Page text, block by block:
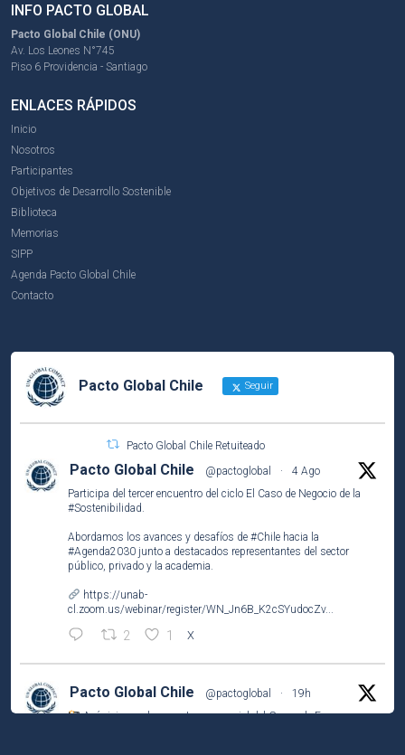
INFO PACTO GLOBAL
Pacto Global Chile (ONU)
Av. Los Leones N°745
Piso 6 Providencia - Santiago
ENLACES RÁPIDOS
Inicio
Nosotros
Participantes
Objetivos de Desarrollo Sostenible
Biblioteca
Memorias
SIPP
Agenda Pacto Global Chile
Contacto
Pacto Global Chile Seguir
Pacto Global Chile Retuiteado
Pacto Global Chile @pactoglobal ·
4 Ago
Participa del tercer encuentro del ciclo El Caso de Negocio de la
#Sostenibilidad
Abordamos los avances y desafíos de #Chile hacia la
#Agenda2030 junto a destacados representantes del sector
público, privado y la academia.
https://unab-
cl.zoom.us/webinar/register/WN_Jn6B_K2cSYudocZv...
2 1 X
Pacto Global Chile @pactoglobal ·
19h
Así vivimos el encuentro presencial del Grupo de Empresas